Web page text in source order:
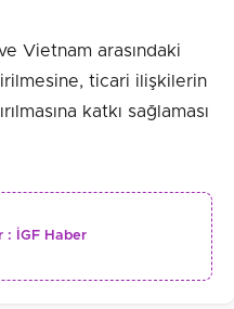
Vietnam arasındaki
ticari ilişkilerin
katkı sağlaması
: İGF Haber